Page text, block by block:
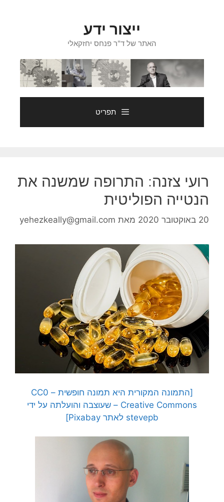
ייצור ידע
האתר של ד"ר פנחס יחזקאלי
תפריט
רועי צזנה: התרופה שמשנה את
הנטייה הפוליטית
20 באוקטובר 2020 מאת yehezkeally@gmail.com
[התמונה המקורית היא תמונה חופשית – CC0
Creative Commons – שעוצבה והועלתה על ידי
stevepb לאתר Pixabay]